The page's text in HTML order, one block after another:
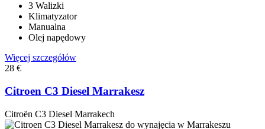
3 Walizki
Klimatyzator
Manualna
Olej napędowy
Więcej szczegółów
28 €
Citroen C3 Diesel Marrakesz
Citroën C3 Diesel Marrakech